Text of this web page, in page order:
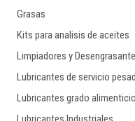
Grasas
Kits para analisis de aceites
Limpiadores y
Lubricantes de servicio
Lubricantes grado alimenticio